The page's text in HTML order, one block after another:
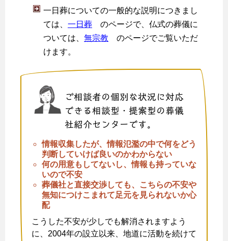
一日葬についての一般的な説明につきまし
ては、 一日葬 のページで、仏式の葬儀に
ついては、 無宗教 のページでご覧いただ
けます。
ご相談者の個別な状況に対応
できる相談型・提案型の葬儀
社紹介センターです。
情報収集したが、情報氾濫の中で何をどう
判断していけば良いのかわからない
何の用意もしてないし、情報も持っていな
いので不安
葬儀社と直接交渉しても、こちらの不安や
無知につけこまれて足元を見られないか心
配
こうした不安が少しでも解消されますよう
に、2004年の設立以来、地道に活動を続けて